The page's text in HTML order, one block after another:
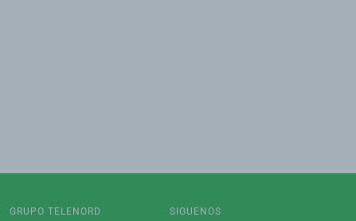
GRUPO TELENORD SIGUENOS